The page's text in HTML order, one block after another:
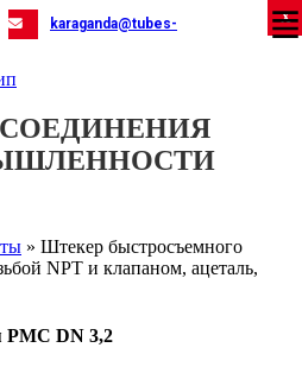
karaganda@tubes-
» Штекер быстросъемного
NPT и клапаном, ацеталь,
PMC DN 3,2
X
X
X
X
X
X
X
X
X
X
X
X
X
X
X
X
X
X
X